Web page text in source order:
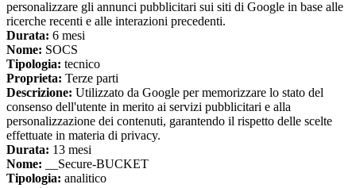
personalizzare gli annunci pubblicitari sui siti di Google in base alle
ricerche recenti e alle interazioni precedenti.
Durata: 6 mesi
Nome: SOCS
Tipologia: tecnico
Proprieta: Terze parti
Descrizione: Utilizzato da Google per memorizzare lo stato del
consenso dell'utente in merito ai servizi pubblicitari e alla
personalizzazione dei contenuti, garantendo il rispetto delle scelte
effettuate in materia di privacy.
Durata: 13 mesi
Nome: __Secure-BUCKET
Tipologia: analitico